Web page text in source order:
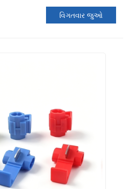
વિગતવાર જુઓ